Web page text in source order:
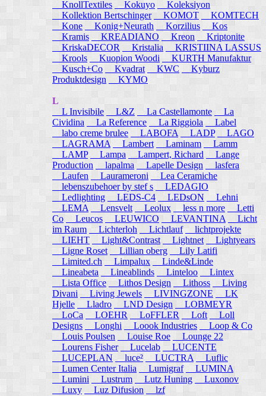
KnollTextiles
Kokuyo
Koleksiyon
Kollektion Bertschinger KOMOT
KOMTECH
Kone
Konig+Neurath Korzilius
Kos
Kramis
KREADIANO Kreon
Kriptonite
KriskaDECOR
Kristalia
KRISTIINA LASSUS
Krools
Kuopion Woodi
KURTH Manufaktur
Kusch+Co
Kvadrat KWC
Kyburz
Produktdesign
KYMO
L
L Invisibile
L&Z La Castellamonte
La
Cividina
La Reference La Riggiola
Label
labo creme brulee
LABOFA LADP
LAGO
LAGRAMA
Lambert Laminam
Lamm
LAMP
Lampa Lampert, Richard
Lange
Production
lapalma Lapelle Design
lasfera
Laufen
Laurameroni
Lea Ceramiche
lebenszubehoer by stef s
LEDAGIO
Ledlighting
LEDS-C4 LEDsON
Lehni
LEMA
Lensvelt Leolux less n more
Letti
Co
Leucos LEUWICO LEVANTINA
Licht
im Raum
Lichterloh Lichtlauf lichtprojekte
LIEHT
Light&Contrast Lightnet
Lightyears
Ligne Roset
Lillian oberg
Lily Latifi
Limited.ch
Limpalux
Linde&Linde
Lineabeta
Lineablinds Linteloo
Lintex
Lista Office Lithos Design Lithoss
Living
Divani
Living Jewels LIVINGZONE
LK
Hjelle
Lladro LND Design
LOBMEYR
LoCa
LOEHR LoFFLER Loft
Loll
Designs
Longhi Loook Industries
Loop & Co
Louis Poulsen
Louise Roe
Lounge 22
Lourens Fisher
Lucelab
LUCENTE
LUCEPLAN
luce² LUCTRA
Luflic
Lumen Center Italia
Lumigraf
LUMINA
Lumini
Lustrum Lutz Huning
Luxonov
Luxy
Luz Difusion lzf